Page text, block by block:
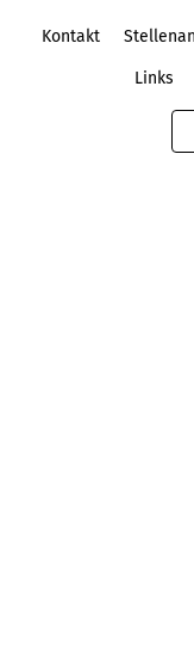
Kontakt
Links